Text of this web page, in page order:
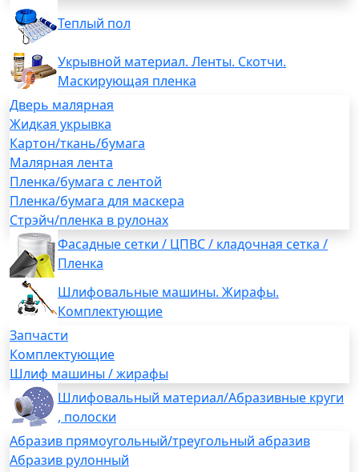
Теплый пол
Укрывной материал. Ленты. Скотчи.
Маскирующая пленка
Дверь малярная
Жидкая укрывка
Картон/ткань/бумага
Малярная лента
Пленка/бумага с лентой
Пленка/бумага для маскера
Стрэйч/пленка в рулонах
Фасадные сетки / ЦПВС / кладочная сетка /
Пленка
Шлифовальные машины. Жирафы.
Комплектующие
Запчасти
Комплектующие
Шлиф машины / жирафы
Шлифовальный материал/Абразивные круги
, полоски
Абразив прямоугольный/треугольный абразив
Абразив рулонный